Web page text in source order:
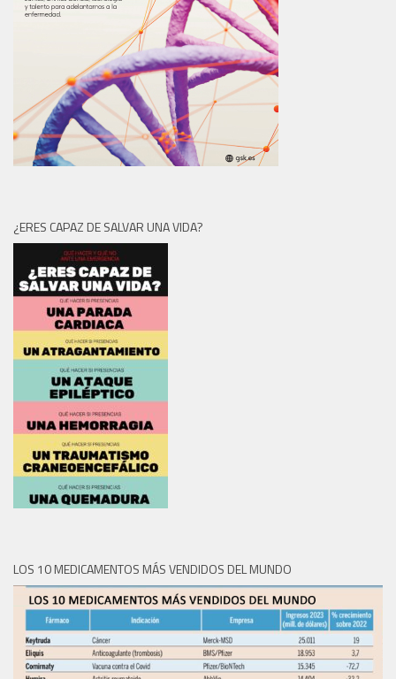
¿ERES CAPAZ DE SALVAR UNA VIDA?
LOS 10 MEDICAMENTOS MÁS VENDIDOS DEL MUNDO